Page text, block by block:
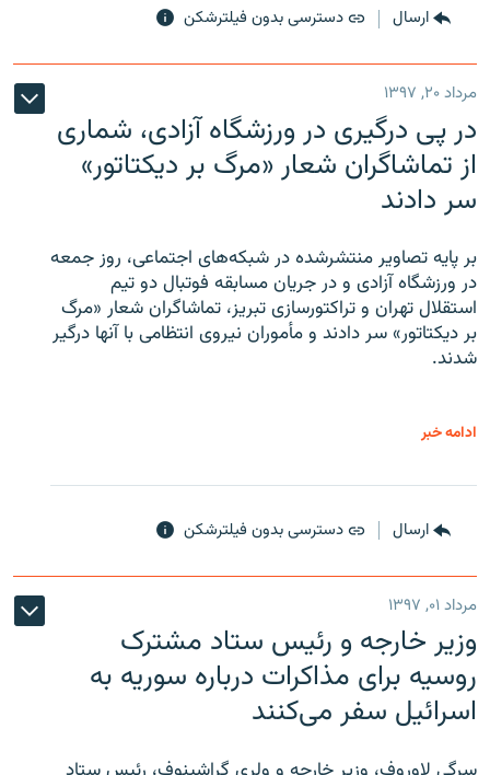
ارسال دسترسی بدون فیلترشکن
مرداد ۲۰, ۱۳۹۷
در پی درگیری در ورزشگاه آزادی، شماری
از تماشاگران شعار «مرگ بر دیکتاتور»
سر دادند
بر پایه تصاویر منتشرشده در شبکه‌های اجتماعی، روز جمعه
در ورزشگاه آزادی و در جریان مسابقه فوتبال دو تیم
استقلال تهران و تراکتورسازی تبریز، تماشاگران شعار «مرگ
بر دیکتاتور» سر دادند و مأموران نیروی انتظامی با آنها درگیر
شدند.
ادامه خبر
ارسال دسترسی بدون فیلترشکن
مرداد ۰۱, ۱۳۹۷
وزیر خارجه و رئیس‌ ستاد مشترک
روسیه برای مذاکرات درباره سوریه به
اسرائیل سفر می‌کنند